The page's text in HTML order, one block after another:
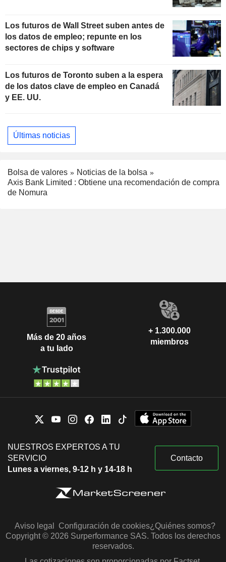
Los futuros de Wall Street suben antes de
los datos de empleo; repunte en los
sectores de chips y software
Los futuros de Toronto suben a la espera
de los datos clave de empleo en Canadá
y EE. UU.
Últimas noticias
Bolsa de valores
Noticias de la bolsa
Axis Bank Limited : Obtiene una recomendación de compra
de Nomura
Más de 20 años
a tu lado
+ 1.300.000
miembros
NUESTROS EXPERTOS A TU
SERVICIO
Lunes a viernes, 9-12 h y 14-18 h
Contacto
Aviso legal Configuración de cookies¿Quiénes somos?
Copyright © 2026 Surperformance SAS. Todos los derechos
reservados.